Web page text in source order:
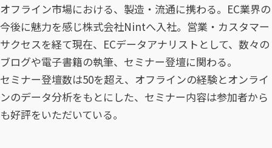
オフライン市場における、製造・流通に携わる。EC業界の
今後に魅力を感じ株式会社Nintへ入社。営業・カスタマー
サクセスを経て現在、ECデータアナリストとして、数々の
ブログや電子書籍の執筆、セミナー登壇に関わる。
セミナー登壇数は50を超え、オフラインの経験とオンライ
ンのデータ分析をもとにした、セミナー内容は参加者から
も好評をいただいている。